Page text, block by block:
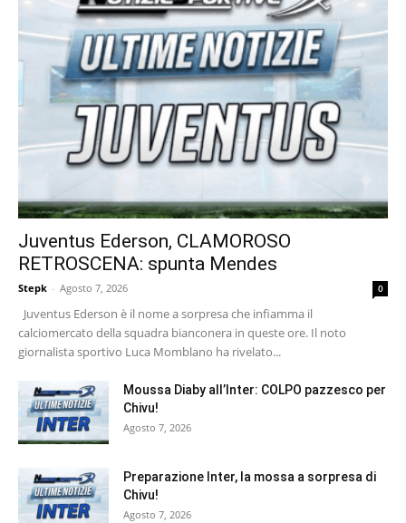
Juventus Ederson, CLAMOROSO
RETROSCENA: spunta Mendes
Stepk - Agosto 7, 2026 0
Juventus Ederson è il nome a sorpresa che infiamma il
calciomercato della squadra bianconera in queste ore. Il noto
giornalista sportivo Luca Momblano ha rivelato...
Moussa Diaby all’Inter: COLPO pazzesco per
Chivu!
Agosto 7, 2026
Preparazione Inter, la mossa a sorpresa di
Chivu!
Agosto 7, 2026